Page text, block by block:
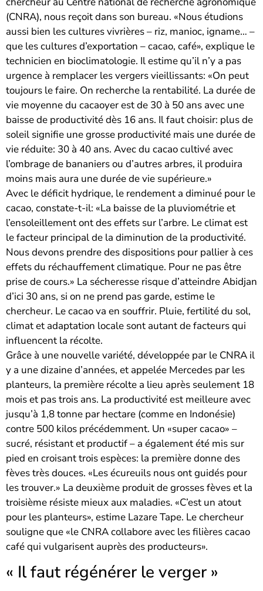
(CNRA), nous reçoit dans son bureau. «Nous étudions
aussi bien les cultures vivrières – riz, manioc, igname… –
que les cultures d’exportation – cacao, café», explique le
technicien en bioclimatologie. Il estime qu’il n’y a pas
urgence à remplacer les vergers vieillissants: «On peut
toujours le faire. On recherche la rentabilité. La durée de
vie moyenne du cacaoyer est de 30 à 50 ans avec une
baisse de productivité dès 16 ans. Il faut choisir: plus de
soleil signifie une grosse productivité mais une durée de
vie réduite: 30 à 40 ans. Avec du cacao cultivé avec
l’ombrage de bananiers ou d’autres arbres, il produira
moins mais aura une durée de vie supérieure.»
Avec le déficit hydrique, le rendement a diminué pour le
cacao, constate-t-il: «La baisse de la pluviométrie et
l’ensoleillement ont des effets sur l’arbre. Le climat est
le facteur principal de la diminution de la productivité.
Nous devons prendre des dispositions pour pallier à ces
effets du réchauffement climatique. Pour ne pas être
prise de cours.» La sécheresse risque d’atteindre Abidjan
d’ici 30 ans, si on ne prend pas garde, estime le
chercheur. Le cacao va en souffrir. Pluie, fertilité du sol,
climat et adaptation locale sont autant de facteurs qui
influencent la récolte.
Grâce à une nouvelle variété, développée par le CNRA il
y a une dizaine d’années, et appelée Mercedes par les
planteurs, la première récolte a lieu après seulement 18
mois et pas trois ans. La productivité est meilleure avec
jusqu’à 1,8 tonne par hectare (comme en Indonésie)
contre 500 kilos précédemment. Un «super cacao» –
sucré, résistant et productif – a également été mis sur
pied en croisant trois espèces: la première donne des
fèves très douces. «Les écureuils nous ont guidés pour
les trouver.» La deuxième produit de grosses fèves et la
troisième résiste mieux aux maladies. «C’est un atout
pour les planteurs», estime Lazare Tape. Le chercheur
souligne que «le CNRA collabore avec les filières cacao
café qui vulgarisent auprès des producteurs».
« Il faut régénérer le verger »